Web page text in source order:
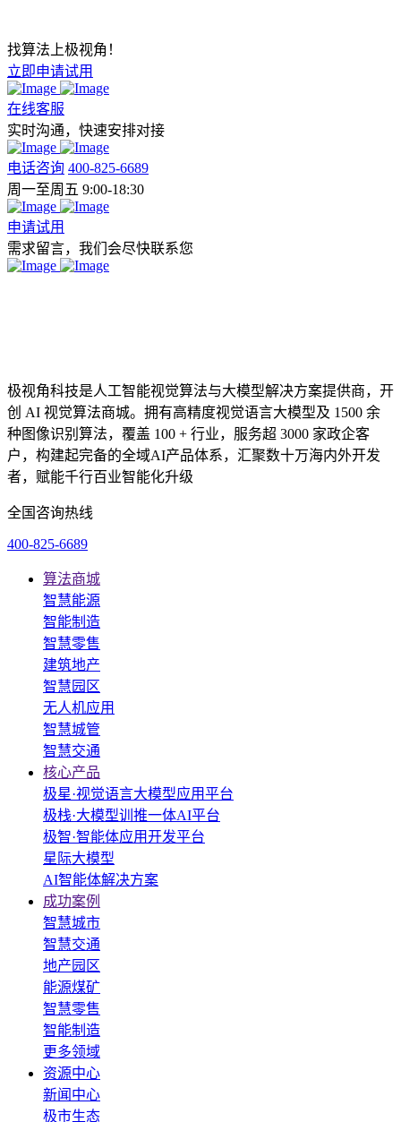
找算法上极视角！
立即申请试用
在线客服
实时沟通，快速安排对接
电话咨询 400-825-6689
周一至周五 9:00-18:30
申请试用
需求留言，我们会尽快联系您
极视角科技是人工智能视觉算法与大模型解决方案提供商，开
创 AI 视觉算法商城。拥有高精度视觉语言大模型及 1500 余
种图像识别算法，覆盖 100 + 行业，服务超 3000 家政企客
户，构建起完备的全域AI产品体系，汇聚数十万海内外开发
者，赋能千行百业智能化升级
全国咨询热线
400-825-6689
算法商城
智慧能源
智能制造
智慧零售
建筑地产
智慧园区
无人机应用
智慧城管
智慧交通
核心产品
极星·视觉语言大模型应用平台
极栈·大模型训推一体AI平台
极智·智能体应用开发平台
星际大模型
AI智能体解决方案
成功案例
智慧城市
智慧交通
地产园区
能源煤矿
智慧零售
智能制造
更多领域
资源中心
新闻中心
极市生态